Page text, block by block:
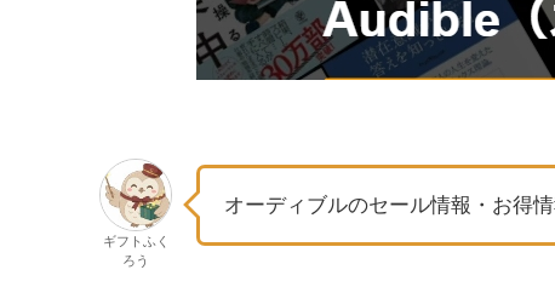
ギフトふく
ろう
オーディブルのセール情報・お得